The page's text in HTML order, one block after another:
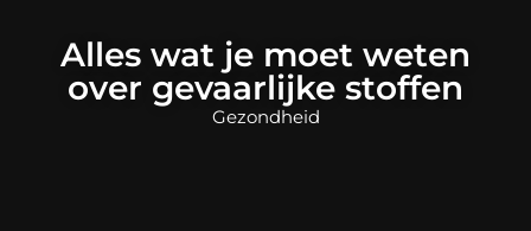
Alles wat je moet weten
over gevaarlijke stoffen
Gezondheid